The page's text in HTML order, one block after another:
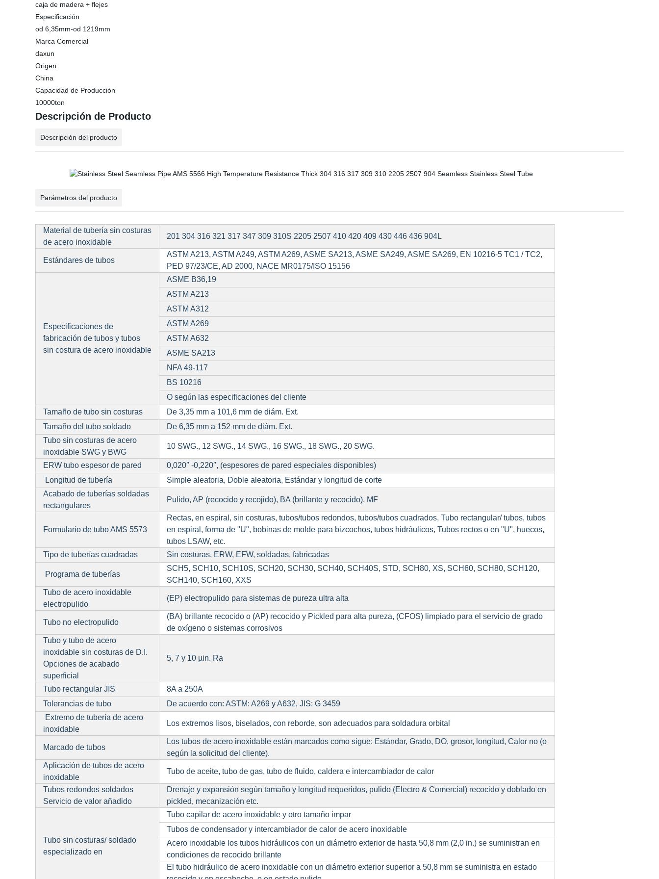
caja de madera + flejes
Especificación
od 6,35mm-od 1219mm
Marca Comercial
daxun
Origen
China
Capacidad de Producción
10000ton
Descripción de Producto
Descripción del producto
Parámetros del producto
Material de tubería sin costuras
de acero inoxidable
201 304 316 321 317 347 309 310S 2205 2507 410 420 409 430 446 436 904L
Estándares de tubos
ASTM A213, ASTM A249, ASTM A269, ASME SA213, ASME SA249, ASME SA269, EN 10216-5 TC1 / TC2,
PED 97/23/CE, AD 2000, NACE MR0175/ISO 15156
Especificaciones de
fabricación de tubos y tubos
sin costura de acero inoxidable
ASME B36,19
ASTM A213
ASTM A312
ASTM A269
ASTM A632
ASME SA213
NFA 49-117
BS 10216
O según las especificaciones del cliente
Tamaño de tubo sin costuras
De 3,35 mm a 101,6 mm de diám. Ext.
Tamaño del tubo soldado
De 6,35 mm a 152 mm de diám. Ext.
Tubo sin costuras de acero
inoxidable SWG y BWG
10 SWG., 12 SWG., 14 SWG., 16 SWG., 18 SWG., 20 SWG.
ERW tubo espesor de pared
0,020″ -0,220″, (espesores de pared especiales disponibles)
Longitud de tubería
Simple aleatoria, Doble aleatoria, Estándar y longitud de corte
Acabado de tuberías soldadas
rectangulares
Pulido, AP (recocido y recojido), BA (brillante y recocido), MF
Formulario de tubo AMS 5573
Rectas, en espiral, sin costuras, tubos/tubos redondos, tubos/tubos cuadrados, Tubo rectangular/ tubos, tubos
en espiral, forma de "U", bobinas de molde para bizcochos, tubos hidráulicos, Tubos rectos o en "U", huecos,
tubos LSAW, etc.
Tipo de tuberías cuadradas
Sin costuras, ERW, EFW, soldadas, fabricadas
Programa de tuberías
SCH5, SCH10, SCH10S, SCH20, SCH30, SCH40, SCH40S, STD, SCH80, XS, SCH60, SCH80, SCH120,
SCH140, SCH160, XXS
Tubo de acero inoxidable
electropulido
(EP) electropulido para sistemas de pureza ultra alta
Tubo no electropulido
(BA) brillante recocido o (AP) recocido y Pickled para alta pureza, (CFOS) limpiado para el servicio de grado
de oxígeno o sistemas corrosivos
Tubo y tubo de acero
inoxidable sin costuras de D.I.
Opciones de acabado
superficial
5, 7 y 10 µin. Ra
Tubo rectangular JIS
8A a 250A
Tolerancias de tubo
De acuerdo con: ASTM: A269 y A632, JIS: G 3459
Extremo de tubería de acero
inoxidable
Los extremos lisos, biselados, con reborde, son adecuados para soldadura orbital
Marcado de tubos
Los tubos de acero inoxidable están marcados como sigue: Estándar, Grado, DO, grosor, longitud, Calor no (o
según la solicitud del cliente).
Aplicación de tubos de acero
inoxidable
Tubo de aceite, tubo de gas, tubo de fluido, caldera e intercambiador de calor
Tubos redondos soldados
Servicio de valor añadido
Drenaje y expansión según tamaño y longitud requeridos, pulido (Electro & Comercial) recocido y doblado en
pickled, mecanización etc.
Tubo sin costuras/ soldado
especializado en
Tubo capilar de acero inoxidable y otro tamaño impar
Tubos de condensador y intercambiador de calor de acero inoxidable
Acero inoxidable los tubos hidráulicos con un diámetro exterior de hasta 50,8 mm (2,0 in.) se suministran en
condiciones de recocido brillante
El tubo hidráulico de acero inoxidable con un diámetro exterior superior a 50,8 mm se suministra en estado